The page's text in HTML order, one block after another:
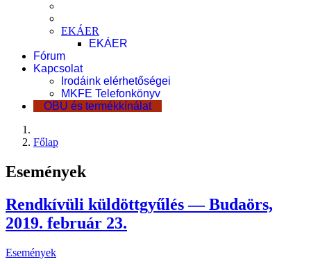
EKÁER
EKÁER
Fórum
Kapcsolat
Irodáink elérhetőségei
MKFE Telefonkönyv
OBU és termékkínálat
Főlap
Események
Rendkívüli küldöttgyűlés — Budaörs,
2019. február 23.
Események